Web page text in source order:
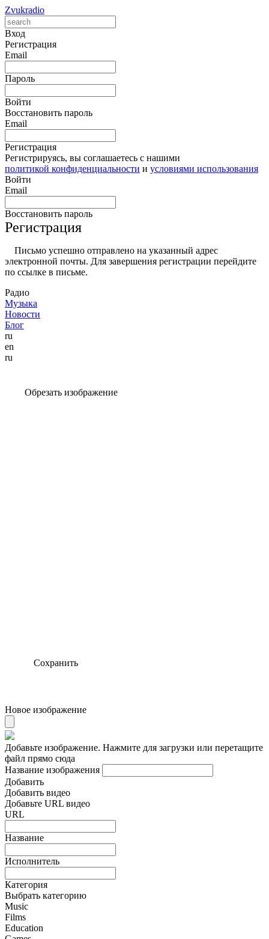
Zvukradio
Вход
Регистрация
Email
Пароль
Войти
Восстановить пароль
Email
Регистрация
Регистрируясь, вы соглашаетесь с нашими
политикой конфиденциальности и условиями использования
Войти
Email
Восстановить пароль
Регистрация
Письмо успешно отправлено на указанный адрес
электронной почты. Для завершения регистрации перейдите
по ссылке в письме.
Радио
Музыка
Новости
Блог
ru
en
ru
Обрезать изображение
Сохранить
Новое изображение
Добавьте изображение. Нажмите для загрузки или перетащите
файл прямо сюда
Название изображения
Добавить
Добавить видео
Добавьте URL видео
URL
Название
Исполнитель
Категория
Выбрать категорию
Music
Films
Education